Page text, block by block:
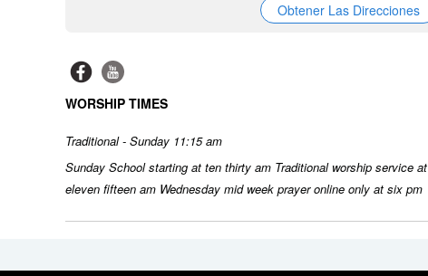
Obtener Las Direcciones
WORSHIP TIMES
Traditional - Sunday 11:15 am
Sunday School starting at ten thirty am Traditional worship service at
eleven fifteen am Wednesday mid week prayer online only at six pm